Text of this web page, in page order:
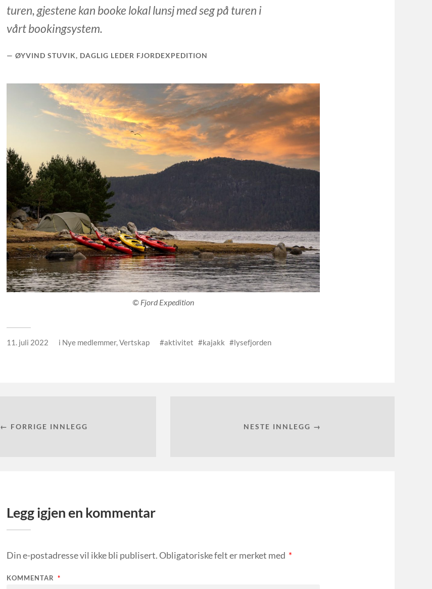
turen, gjestene kan booke lokal lunsj med seg på turen i
vårt bookingsystem.
ØYVIND STUVIK, DAGLIG LEDER FJORDEXPEDITION
© Fjord Expedition
11. juli 2022 i Nye medlemmer,Vertskap aktivitet kajakk lysefjorden
← FORRIGE INNLEGG NESTE INNLEGG →
Legg igjen en kommentar
Din e-postadresse vil ikke bli publisert.Obligatoriske felt er merket med *
KOMMENTAR *